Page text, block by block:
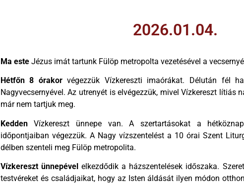
2026.01.04.
Ma esteJézus imát tartunk Fülöp metropolta vezetésével a
Hétfőn 8 órakorvégezzük Vízkereszti imaórákat. Délután fél
Nagyvecsernyével. Az utrenyét is elvégezzük, mivel Vízkereszt lítiás
már nem tartjuk meg.
KeddenVízkereszt ünnepe van. A szertartásokat a
időpontjaiban végezzük. A Nagy vízszentelést a 10 órai Szent
délben szenteli meg Fülöp metropolita.
Vízkereszt ünnepével elkezdődik a házszentelések időszaka.
testvéreket és családjaikat, hogy az Isten áldását ilyen módon